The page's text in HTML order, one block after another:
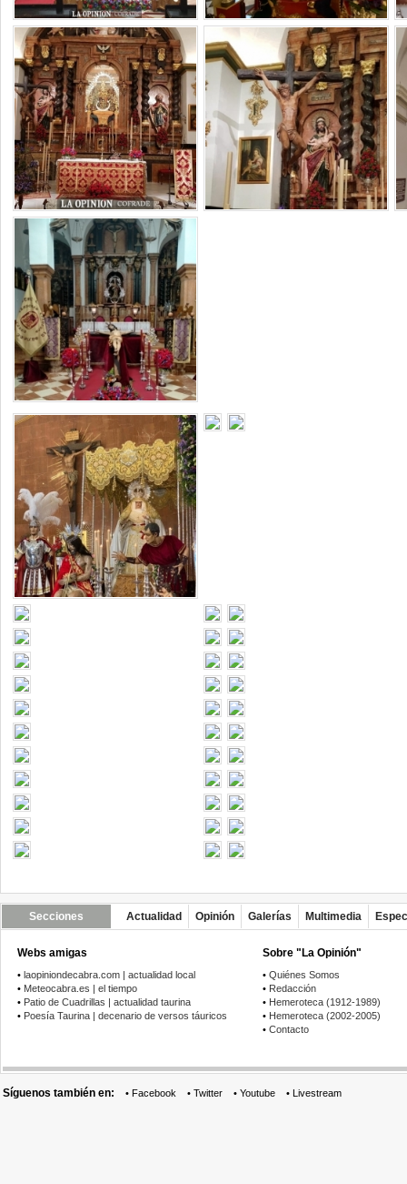
Secciones Actualidad Opinión Galerías Multimedia
Webs amigas
• laopiniondecabra.com | actualidad local
• Meteocabra.es | el tiempo
• Patio de Cuadrillas | actualidad taurina
• Poesía Taurina | decenario de versos táuricos
Sobre "La Opinión"
• Quiénes Somos
• Redacción
• Hemeroteca (1912-1989)
• Hemeroteca (2002-2005)
• Contacto
Síguenos también en: • Facebook • Twitter • Youtube • Livestream